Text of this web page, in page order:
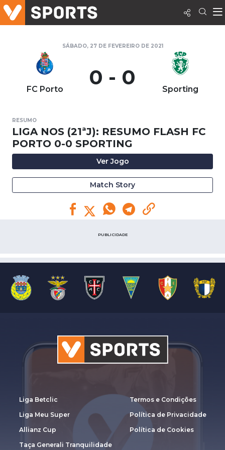
SÁBADO, 27 DE FEVEREIRO DE 2021
FC Porto 0 - 0 Sporting
RESUMO
LIGA NOS (21ªJ): RESUMO FLASH FC
PORTO 0-0 SPORTING
Ver Jogo
Match Story
PUBLICIDADE
Liga Betclic
Liga Meu Super
Allianz Cup
Taça Generali Tranquilidade
Termos e Condições
Política de Privacidade
Política de Cookies